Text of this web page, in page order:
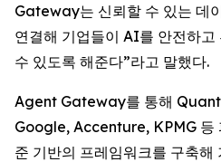
Gateway는 신뢰할 수 있는 데
연결해 기업들이 AI를 안전하
수 있도록 해준다”라고 말했다.
Agent Gateway를 통해
Google, Accenture, KPMG 등
준 기반의 프레임워크를 구축